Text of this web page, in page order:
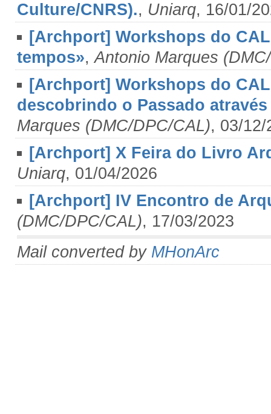
Culture/CNRS)., Uniarq, 16/01/
[Archport] Workshops do
tempos»,Antonio Marques
[Archport] Workshops do
descobrindo o Passado
Marques (DMC/DPC/CAL), 03/12/
[Archport] X Feira do Livro
Uniarq, 01/04/2026
[Archport] IV Encontro de
(DMC/DPC/CAL), 17/03/2023
Mail converted by MHonArc